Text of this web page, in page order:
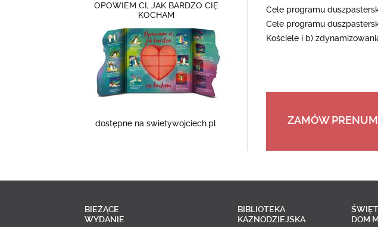
OPOWIEM CI, JAK BARDZO CIĘ
KOCHAM
dostępne na swietywojciech.pl.
Cele programu
Cele programu
Kościele i b)
ZAMÓW
BIEŻĄCE
WYDANIE
BIBLIOTEKA
KAZNODZIEJSKA
DOM